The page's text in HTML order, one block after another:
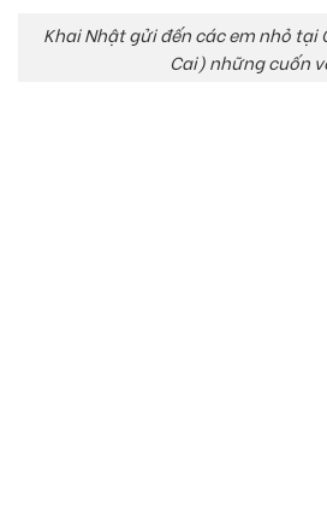
Khai Nhật gửi đến các em nhỏ tại
Cai) những cuốn